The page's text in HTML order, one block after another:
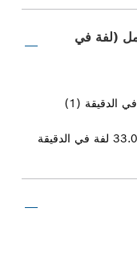
(لفة في
7.000 – 33.000 لفة في الدقيقة